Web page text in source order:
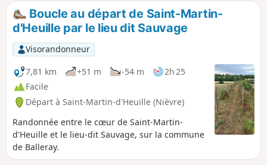
Boucle au départ de Saint-Martin-
d'Heuille par le lieu dit Sauvage
Visorandonneur
7,81 km
+51 m -54 m
2h 25
Facile
Départ à Saint-Martin-d'Heuille (Nièvre)
Randonnée entre le cœur de Saint-Martin-
d'Heuille et le lieu-dit Sauvage, sur la commune
de Balleray.